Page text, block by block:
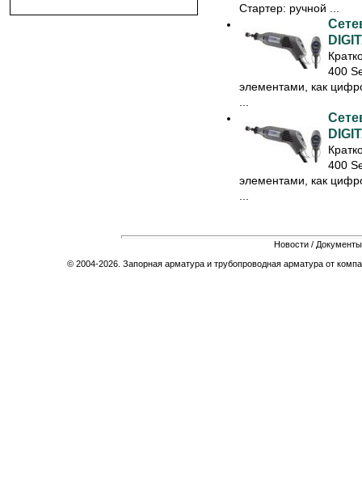
Стартер: ручной ...
400
элементами, как
400
элементами, как
Новости / Документы
© 2004-2026. Запорная арматура и трубопроводная арматура от